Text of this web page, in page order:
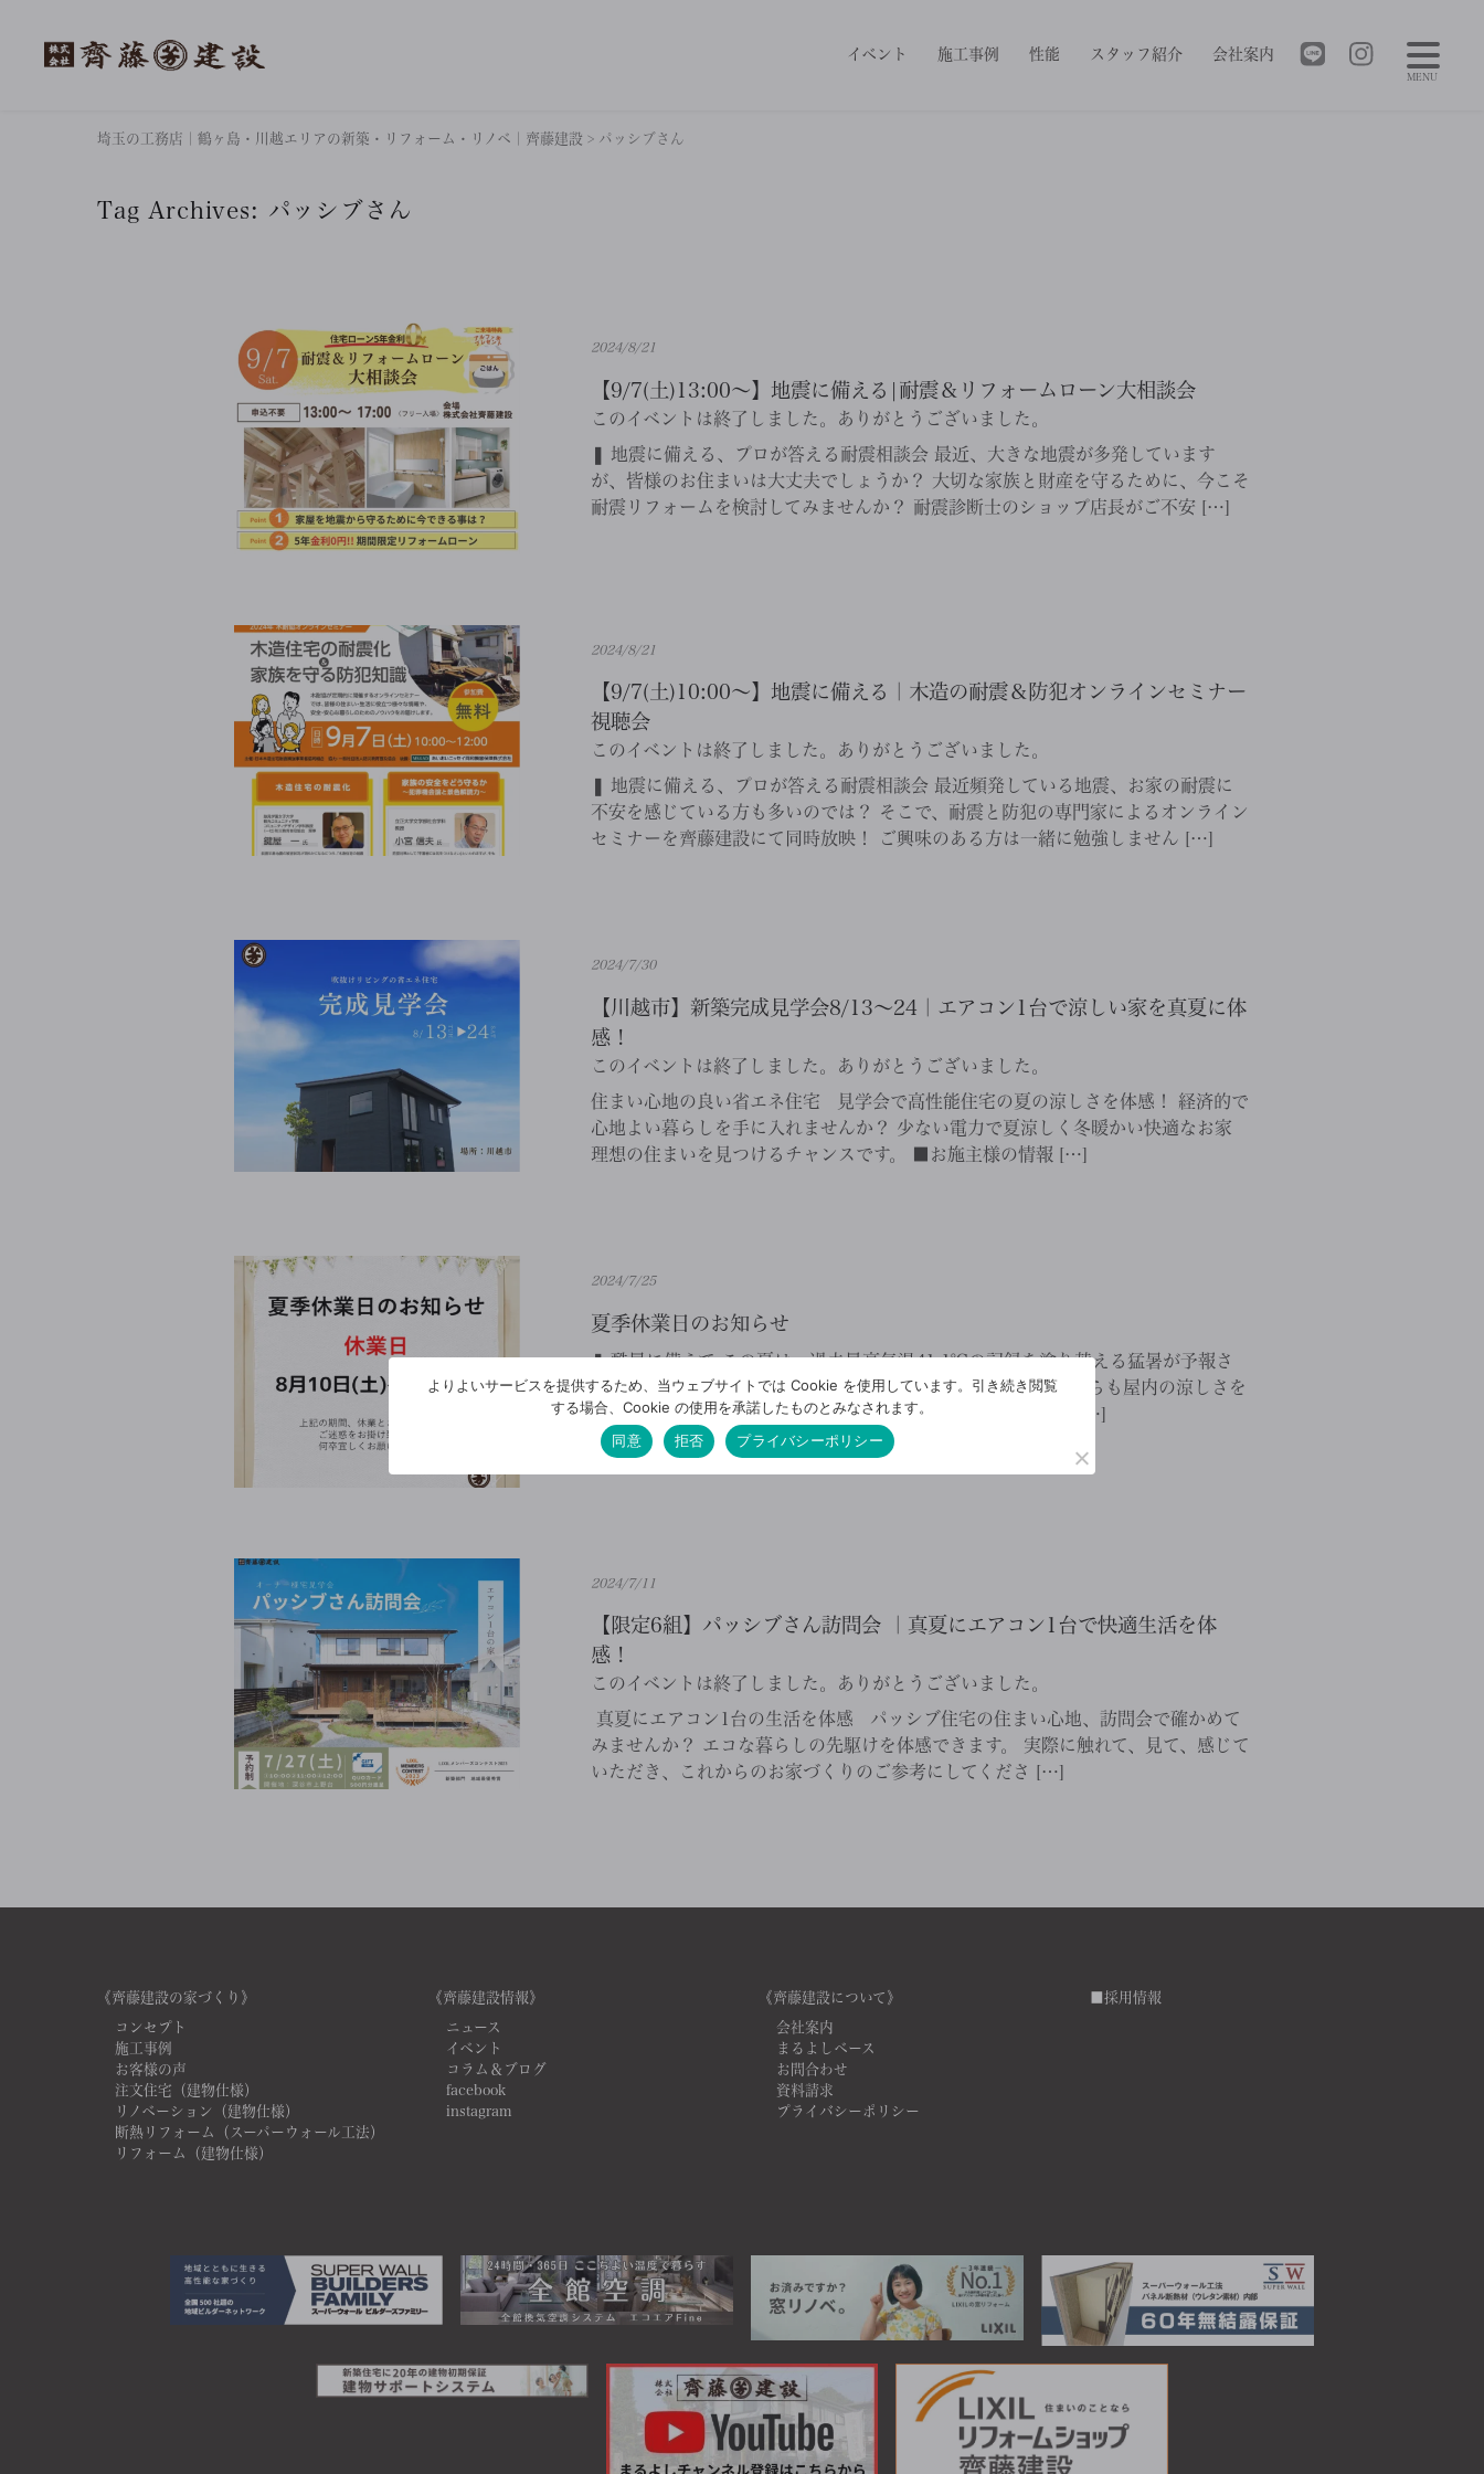
イベント 施工事例 性能 スタッフ紹介 会社案内
埼玉の工務店｜鶴ヶ島・川越エリアの新築・リフォーム・リノベ｜齊藤建設 > パッシブさん
Tag Archives: パッシブさん
2024/8/21
【9/7(土)13:00～】地震に備える|耐震＆リフォームローン大相談会
このイベントは終了しました。ありがとうございました。
❚ 地震に備える、プロが答える耐震相談会 最近、大きな地震が多発しています
が、皆様のお住まいは大丈夫でしょうか？ 大切な家族と財産を守るために、今こそ
耐震リフォームを検討してみませんか？ 耐震診断士のショップ店長がご不安 […]
2024/8/21
【9/7(土)10:00～】地震に備える｜木造の耐震＆防犯オンラインセミナー
視聴会
このイベントは終了しました。ありがとうございました。
❚ 地震に備える、プロが答える耐震相談会 最近頻発している地震、お家の耐震に
不安を感じている方も多いのでは？ そこで、耐震と防犯の専門家によるオンライン
セミナーを齊藤建設にて同時放映！ ご興味のある方は一緒に勉強しません […]
2024/7/30
【川越市】新築完成見学会8/13～24｜エアコン1台で涼しい家を真夏に体
感！
このイベントは終了しました。ありがとうございました。
住まい心地の良い省エネ住宅 見学会で高性能住宅の夏の涼しさを体感！ 経済的で
心地よい暮らしを手に入れませんか？ 少ない電力で夏涼しく冬暖かい快適なお家
理想の住まいを見つけるチャンスです。 ■お施主様の情報 […]
2024/7/25
夏季休業日のお知らせ
❚ 酷暑に備えて この夏は、過去最高気温41.1℃の記録を塗り替える猛暑が予報さ
れています。 断熱は冬だけではなく、夏の照りつける日差しからも屋内の涼しさを
守ります。 省エネには夏こそ断熱。 詳しくは社長のyoutube […]
2024/7/11
【限定6組】パッシブさん訪問会 ｜真夏にエアコン1台で快適生活を体
感！
このイベントは終了しました。ありがとうございました。
​ 真夏にエアコン1台の生活を体感 パッシブ住宅の住まい心地、訪問会で確かめて
みませんか？ エコな暮らしの先駆けを体感できます。 実際に触れて、見て、感じて
いただき、これからのお家づくりのご参考にしてくださ […]
MENU
《齊藤建設の家づくり》
コンセプト
施工事例
お客様の声
注文住宅（建物仕様）
リノベーション（建物仕様）
断熱リフォーム（スーパーウォール工法）
リフォーム（建物仕様）
《齊藤建設情報》
ニュース
イベント
コラム＆ブログ
facebook
instagram
《齊藤建設について》
会社案内
まるよしベース
お問合わせ
資料請求
プライバシーポリシー
■採用情報
よりよいサービスを提供するため、当ウェブサイトでは Cookie を使用しています。引き続き閲覧
する場合、Cookie の使用を承諾したものとみなされます。
同意
拒否 プライバシーポリシー